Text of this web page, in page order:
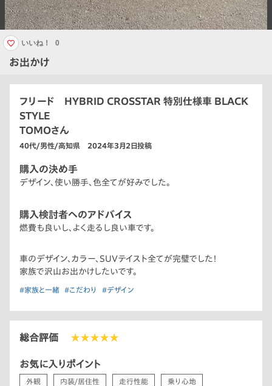
お出かけ
いいね！ 0
フリード HYBRID CROSSTAR 特別仕様車 BLACK
STYLE
TOMOさん
40代/男性/高知県 2024年3月2日投稿
購入の決め手
デザイン、使い勝手、色全てが好みでした。
購入検討者へのアドバイス
燃費も良いし、よく走るし良い車です。
車のデザイン、カラー、SUVテイスト全てが完璧でした！
家族で沢山お出かけしたいです。
#家族と一緒 #こだわり #デザイン
総合評価 ★★★★★
お気に入りポイント
外観 内装/居住性 走行性能 乗り心地